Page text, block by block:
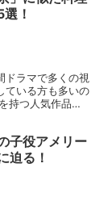
！
ドラマで多くの視
ている方も多いの
持つ人気作品を
子役アメリー
迫る！